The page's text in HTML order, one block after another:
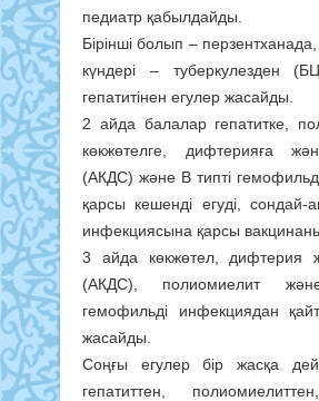
педиатр қабылдайды.
Бірінші болып – перзентханада,
күндері – туберкулезден
гепатитінен егулер жасайды.
2 айда балалар гепатитке,
көкжөтелге, дифтерияға
(АКДС) және В типті
қарсы кешенді егуді, сондай-
инфекциясына қарсы
3 айда көкжөтел, дифтерия
(АКДС), полиомиелит
гемофильді инфекциядан
жасайды.
Соңғы егулер бір жасқа
гепатиттен,